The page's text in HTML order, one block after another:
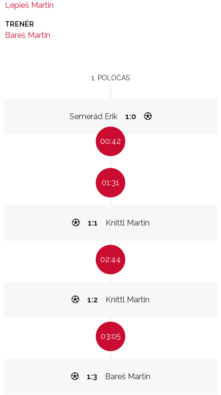
Lepieš Martin
TRENÉR
Bareš Martin
1. POLOČAS
Semerád Erik 1:0
00:42
01:31
Knittl Martin
1:1
02:44
Knittl Martin
1:2
03:05
Bareš Martin
1:3